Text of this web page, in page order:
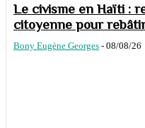
Le civisme en Haïti :
citoyenne pour
Bony Eugène Georges - 08/08/26